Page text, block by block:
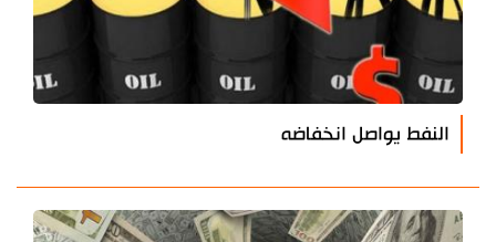
النفط يواصل انخفاضه